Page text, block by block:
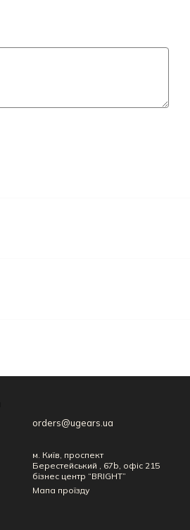
orders@ugears.ua
м. Київ, проспект
Берестейський , 67b, офіс 215
бізнес центр “BRIGHT”
Мапа проїзду